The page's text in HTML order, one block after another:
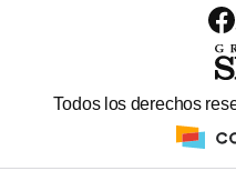
Todos los derechos